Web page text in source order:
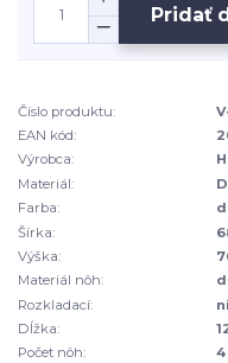
Pridať
Číslo produktu:
EAN kód:
Výrobca:
Materiál:
Farba:
Šírka:
Výška:
Materiál nôh:
Rozkladací:
Dĺžka:
Počet nôh:
4